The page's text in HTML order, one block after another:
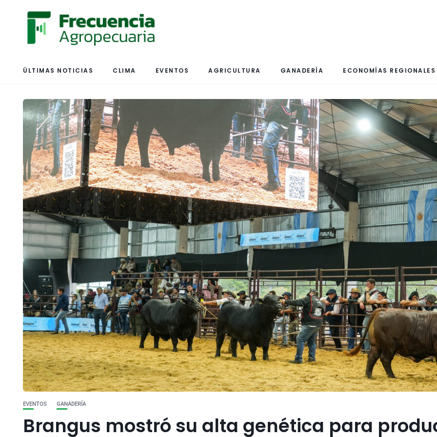
ÚLTIMAS NOTICIAS CLIMA EVENTOS AGRICULTURA GANADERÍA ECONOMÍAS REGIONALES
EVENTOS GANADERÍA
Brangus mostró su alta genética para